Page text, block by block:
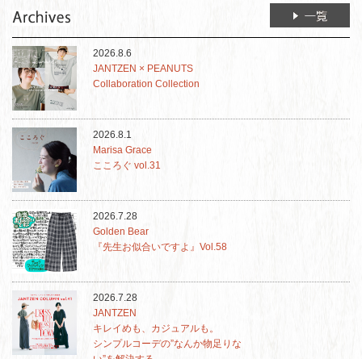
2026.8.6
JANTZEN × PEANUTS
Collaboration Collection
2026.8.1
Marisa Grace
こころぐ vol.31
2026.7.28
Golden Bear
『先生お似合いですよ』Vol.58
2026.7.28
JANTZEN
キレイめも、カジュアルも。
シンプルコーデの”なんか物足りな